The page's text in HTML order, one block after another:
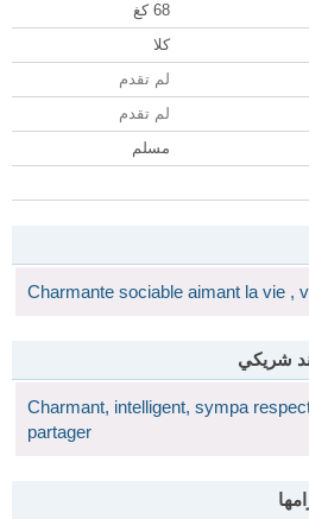
68 كغ
كلا
لم تقدم
لم تقدم
مسلم
Charmante sociable aimant la vie ,
شريكي
Charmant, intelligent, sympa
partager